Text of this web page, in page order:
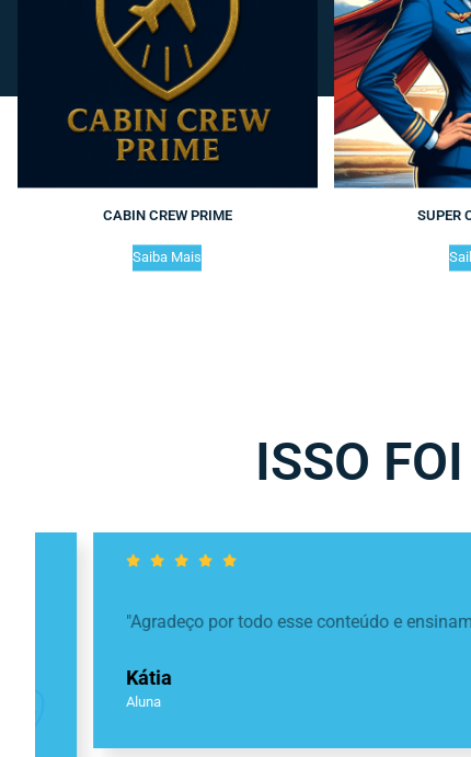
CABIN CREW PRIME
Saiba Mais
SUPER
ISSO
"Agradeço por todo esse conteúdo e ensinamento.